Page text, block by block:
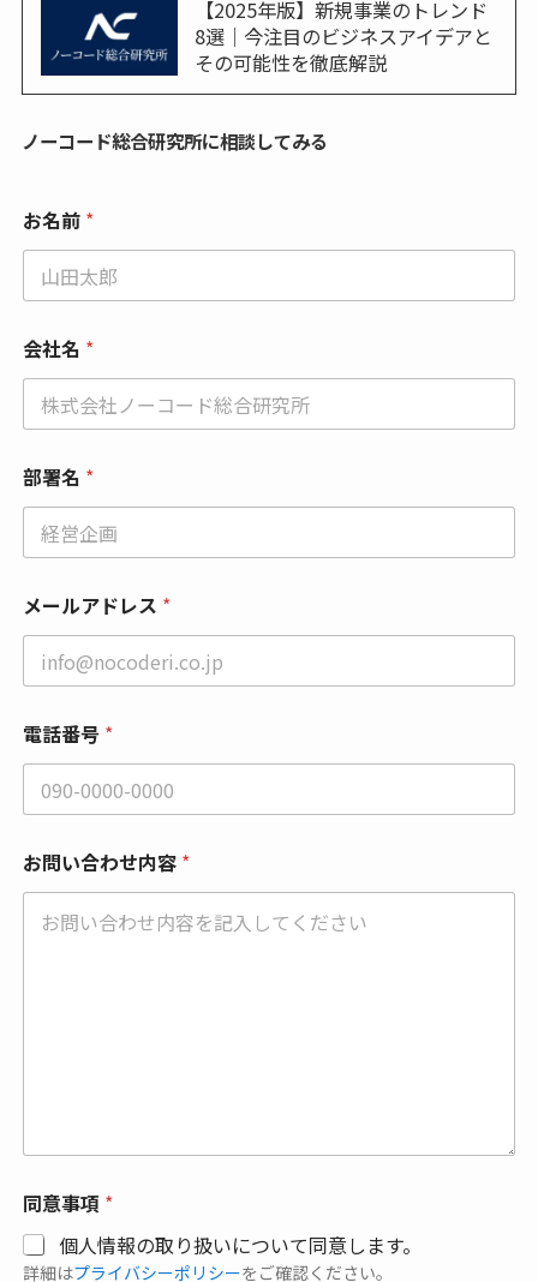
【2025年版】新規事業のトレンド
8選｜今注目のビジネスアイデアと
その可能性を徹底解説
ノーコード総合研究所に相談してみる
お名前 *
会社名 *
部署名 *
メールアドレス *
*
*
電話番号 *
お問い合わせ内容 *
同意事項 *
個人情報の取り扱いについて同意します。
詳細はプライバシーポリシーをご確認ください。